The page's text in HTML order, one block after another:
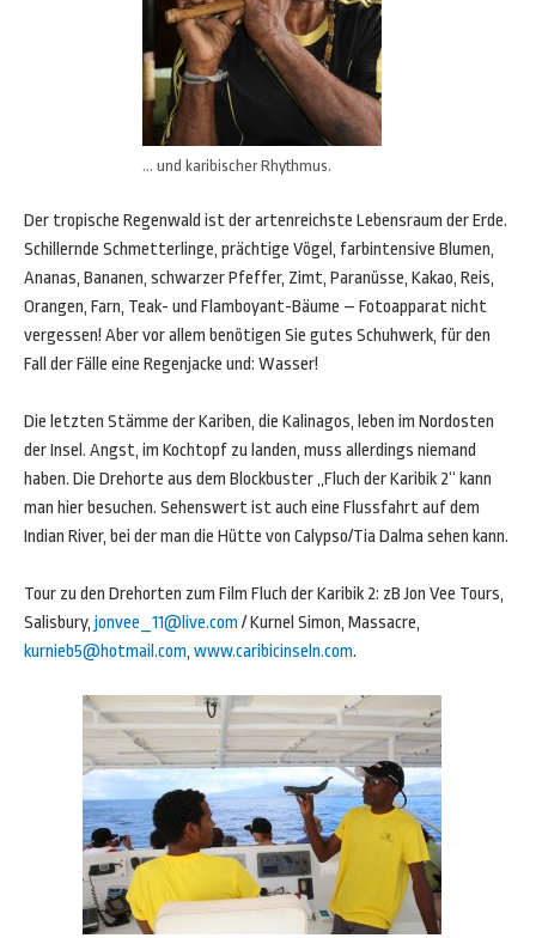
… und karibischer Rhythmus.
Der tropische Regenwald ist der artenreichste Lebensraum der Erde.
Schillernde Schmetterlinge, prächtige Vögel, farbintensive Blumen,
Ananas, Bananen, schwarzer Pfeffer, Zimt, Paranüsse, Kakao, Reis,
Orangen, Farn, Teak- und Flamboyant-Bäume – Fotoapparat nicht
vergessen! Aber vor allem benötigen Sie gutes Schuhwerk, für den
Fall der Fälle eine Regenjacke und: Wasser!
Die letzten Stämme der Kariben, die Kalinagos, leben im Nordosten
der Insel. Angst, im Kochtopf zu landen, muss allerdings niemand
haben. Die Drehorte aus dem Blockbuster „Fluch der Karibik 2“ kann
man hier besuchen. Sehenswert ist auch eine Flussfahrt auf dem
Indian River, bei der man die Hütte von Calypso/Tia Dalma sehen kann.
Tour zu den Drehorten zum Film Fluch der Karibik 2: zB Jon Vee Tours,
Salisbury, jonvee_11@live.com/ Kurnel Simon, Massacre,
kurnieb5@hotmail.com, www.caribicinseln.com.